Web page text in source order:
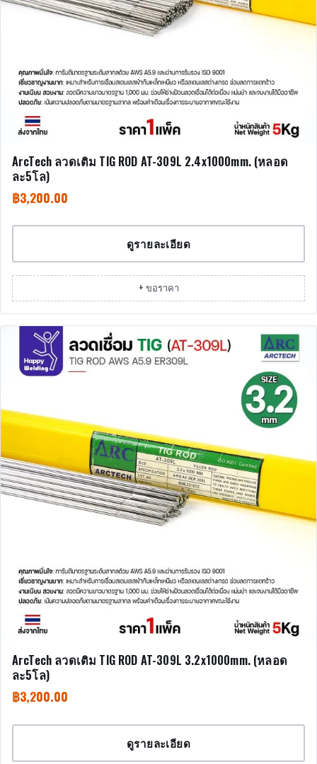
ArcTech ลวดเติม TIG ROD AT-309L 2.4x1000mm. (หลอด
ละ5โล)
฿3,200.00
ดูรายละเอียด
+ ขอราคา
ArcTech ลวดเติม TIG ROD AT-309L 3.2x1000mm. (หลอด
ละ5โล)
฿3,200.00
ดูรายละเอียด